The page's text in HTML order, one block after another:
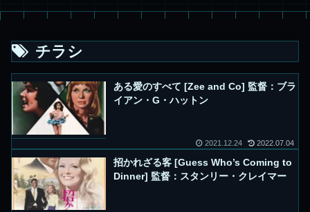
チラシ
ある愛のすべて [Zee and Co] 監督：ブラ
イアン・G・ハットン
2021.12.24 2022.07.04
招かれざる客 [Guess Who’s Coming to
Dinner] 監督：スタンリー・クレイマー